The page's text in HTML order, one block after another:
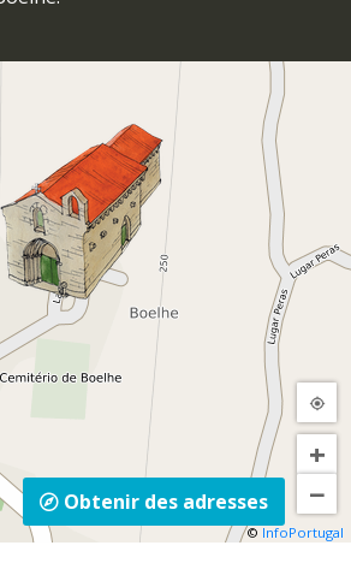
CREP » A4 (Vila Real) » Entre-
Sul » Entre-os-Rios » Rota do
de S. Gens de Boelhe.
os-Rios » Rota do
de S. Gens de Boelhe.
+
−
© InfoPortugal
Obtenir des adresses